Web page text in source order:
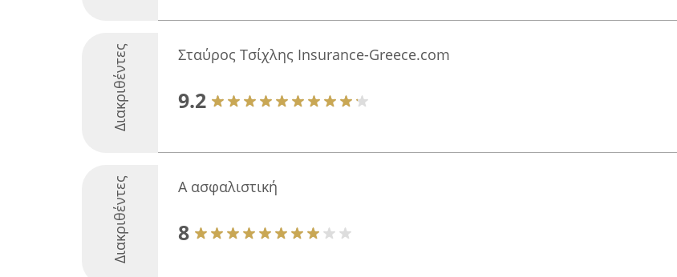
Διακριθέντες Σταύρος Τσίχλης Insurance-Greece.com
9.2
Διακριθέντες Α ασφαλιστική
8